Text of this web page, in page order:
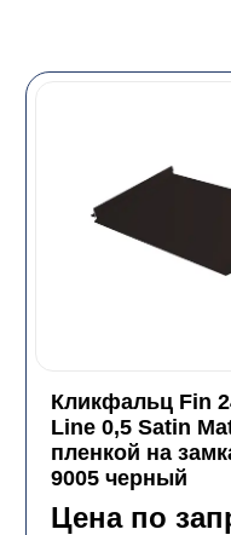
Кликфальц Fin
Line 0,5 Satin
пленкой на
9005 черный
Цена по